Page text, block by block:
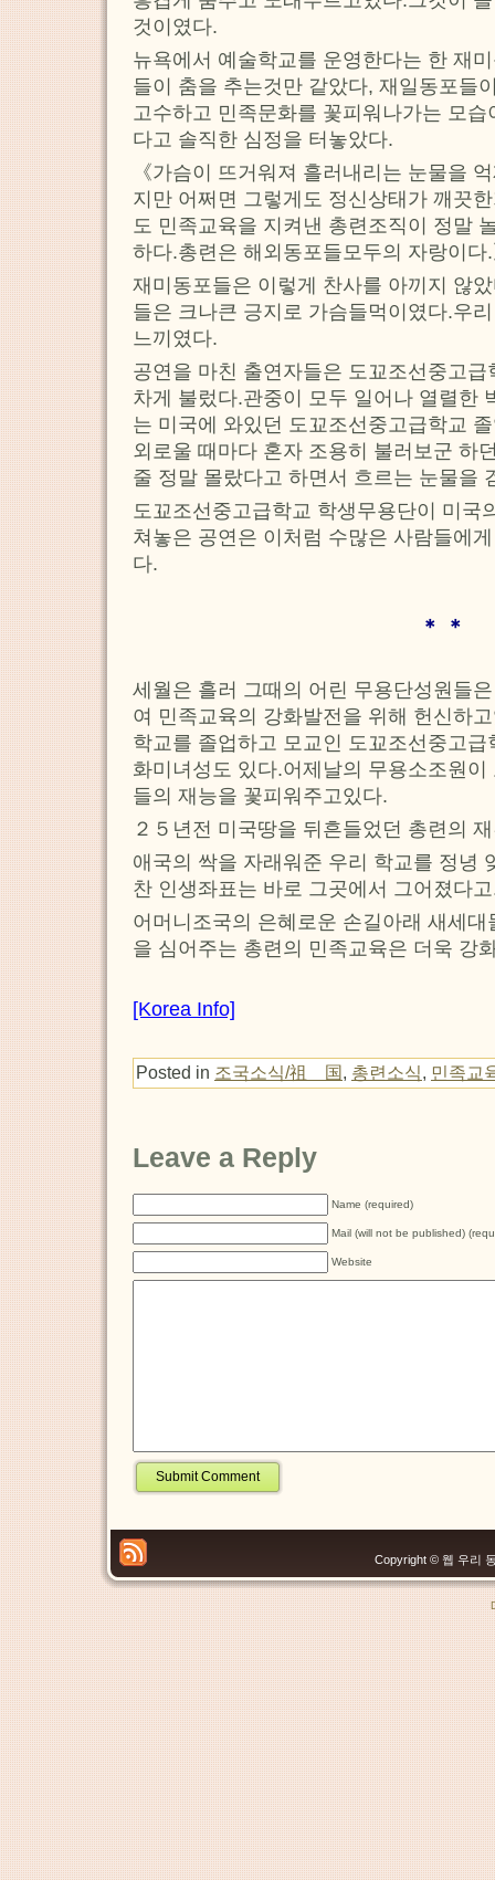
것이였다.
뉴욕에서 예술학교를 운영한다는 한 재
들이 춤을 추는것만 같았다, 재일동포들
고수하고 민족문화를 꽃피워나가는 모
다고 솔직한 심정을 터놓았다.
《가슴이 뜨거워져 흘러내리는 눈물을
지만 어쩌면 그렇게도 정신상태가 깨끗
도 민족교육을 지켜낸 총련조직이 정말
하다.총련은 해외동포들모두의 자랑이
재미동포들은 이렇게 찬사를 아끼지 않
들은 크나큰 긍지로 가슴들먹이였다.우
느끼였다.
공연을 마친 출연자들은 도꾜조선중고
차게 불렀다.관중이 모두 일어나 열렬한
는 미국에 와있던 도꾜조선중고급학교
외로울 때마다 혼자 조용히 불러보군 하
줄 정말 몰랐다고 하면서 흐르는 눈물을
도꾜조선중고급학교 학생무용단이 미국
쳐놓은 공연은 이처럼 수많은 사람들에
다.
＊ ＊
세월은 흘러 그때의 어린 무용단성원들
여 민족교육의 강화발전을 위해 헌신하
학교를 졸업하고 모교인 도꾜조선중고
화미녀성도 있다.어제날의 무용소조원
들의 재능을 꽃피워주고있다.
２５년전 미국땅을 뒤흔들었던 총련의
애국의 싹을 자래워준 우리 학교를 정녕
찬 인생좌표는 바로 그곳에서 그어졌다
어머니조국의 은혜로운 손길아래 새세
을 심어주는 총련의 민족교육은 더욱 강
[Korea Info]
Posted in 조국소식/祖 国, 총련소식, 민족교
Leave a Reply
Name (required)
Mail (will not be published)
Website
Copyright © 웹 우리